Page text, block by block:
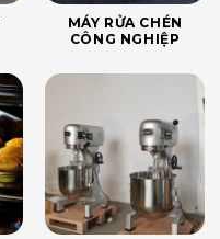
MÁY RỬA CHÉN
CÔNG NGHIỆP